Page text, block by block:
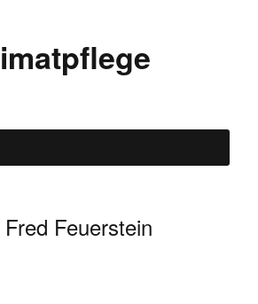
Fred Feuerstein